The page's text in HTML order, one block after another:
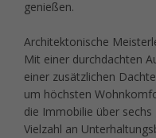
genießen.
Architektonische
Mit einer durchdachten
einer zusätzlichen
um höchsten
die Immobilie über
Vielzahl an